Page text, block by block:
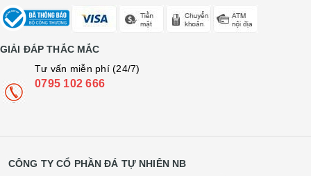
GIẢI ĐÁP THẮC MẮC
Tư vấn miễn phí (24/7)
0795 102 666
CÔNG TY CỔ PHẦN ĐÁ TỰ NHIÊN NB